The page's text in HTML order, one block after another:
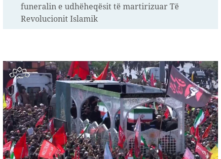
funeralin e udhëheqësit të martirizuar Të
Revolucionit Islamik